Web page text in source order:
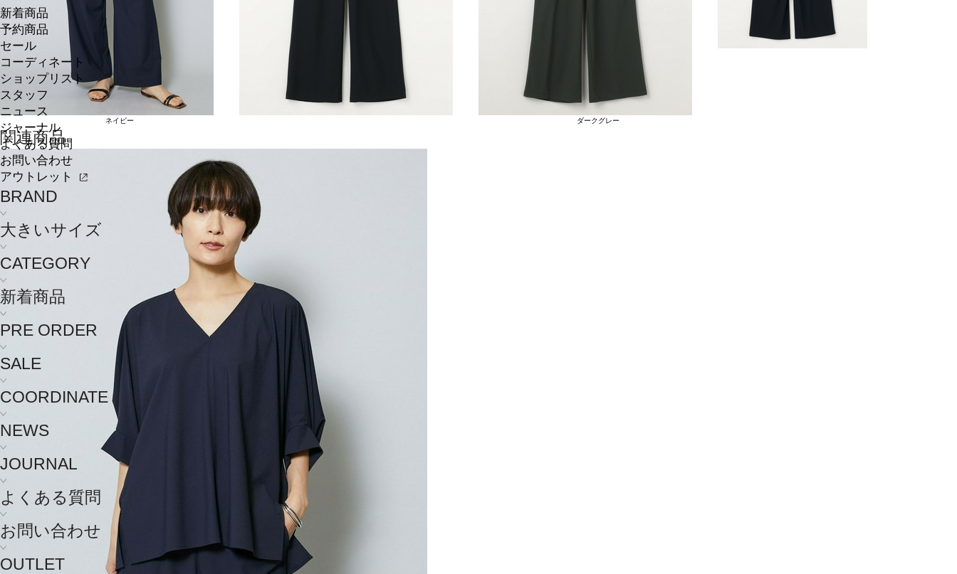
新着商品
予約商品
セール
コーディネート
ショップリスト
スタッフ
ニュース
ジャーナル
よくある質問
お問い合わせ
アウトレット
BRAND
大きいサイズ
CATEGORY
新着商品
PRE ORDER
SALE
COORDINATE
NEWS
JOURNAL
よくある質問
お問い合わせ
OUTLET
ネイビー ダークグレー
関連商品